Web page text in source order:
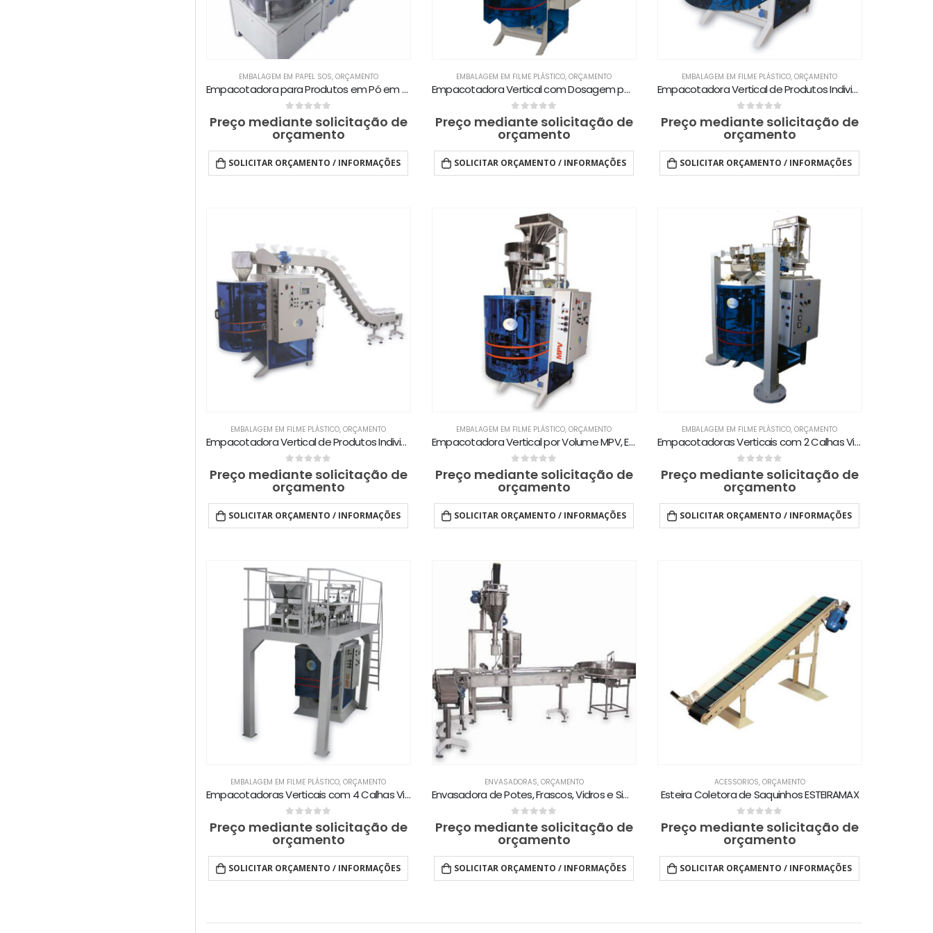
EMBALAGEM EM PAPEL SOS, ORÇAMENTO
Empacotadora para Produtos em Pó em Embalagem de Papel tipo SOS de 5kg ECPF-RA5
out of 5
Preço mediante solicitação de
orçamento
SOLICITAR ORÇAMENTO / INFORMAÇÕES
EMBALAGEM EM FILME PLÁSTICO,ORÇAMENTO
Empacotadora Vertical com Dosagem por Balança Eletromagnética MPBM
out of 5
Preço mediante solicitação de
orçamento
SOLICITAR ORÇAMENTO / INFORMAÇÕES
EMBALAGEM EM FILME PLÁSTICO,ORÇAMENTO
Empacotadora Vertical de Produtos Individuais Pré-contados e Pré-dosados MP
out of 5
Preço mediante solicitação de
orçamento
SOLICITAR ORÇAMENTO / INFORMAÇÕES
EMBALAGEM EM FILME PLÁSTICO,ORÇAMENTO
Empacotadora Vertical de Produtos Individuais Pré-contados e Pré-dosados MPFT
out of 5
Preço mediante solicitação de
orçamento
SOLICITAR ORÇAMENTO / INFORMAÇÕES
EMBALAGEM EM FILME PLÁSTICO,ORÇAMENTO
Empacotadora Vertical por Volume MPV, EXPV, ULPV e SUPV
out of 5
Preço mediante solicitação de
orçamento
SOLICITAR ORÇAMENTO / INFORMAÇÕES
EMBALAGEM EM FILME PLÁSTICO,ORÇAMENTO
Empacotadoras Verticais com 2 Calhas Vibratórias MP2C, EXP2C, ULP2C e SUP2C
out of 5
Preço mediante solicitação de
orçamento
SOLICITAR ORÇAMENTO / INFORMAÇÕES
EMBALAGEM EM FILME PLÁSTICO,ORÇAMENTO
Empacotadoras Verticais com 4 Calhas Vibratórias MP4C, EXP4C, ULP4C e SUP4C
out of 5
Preço mediante solicitação de
orçamento
SOLICITAR ORÇAMENTO / INFORMAÇÕES
ENVASADORAS, ORÇAMENTO
Envasadora de Potes, Frascos, Vidros e Similares com Esteira Posicionadora e Pátio de Espera CEAF-RA
out of 5
Preço mediante solicitação de
orçamento
SOLICITAR ORÇAMENTO / INFORMAÇÕES
ACESSORIOS, ORÇAMENTO
Esteira Coletora de Saquinhos ESTEIRAMAX
out of 5
Preço mediante solicitação de
orçamento
SOLICITAR ORÇAMENTO / INFORMAÇÕES